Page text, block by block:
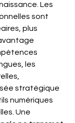
Les
sont
plus
les
stratégique
numériques
Une